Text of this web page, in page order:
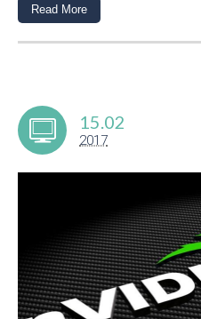
Read More
15.02
2017